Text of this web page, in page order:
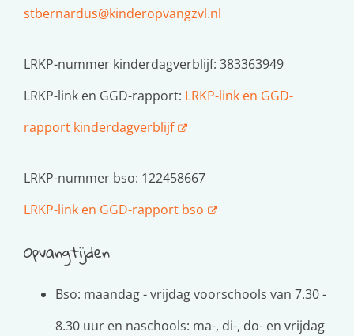
stbernardus@kinderopvangzvl.nl
LRKP-nummer kinderdagverblijf: 383363949
LRKP-link en GGD-rapport: LRKP-link en GGD-
rapport kinderdagverblijf
LRKP-nummer bso: 122458667
LRKP-link en GGD-rapport bso
Opvangtijden
Bso: maandag - vrijdag voorschools van 7.30 -
8.30 uur en naschools: ma-, di-, do- en vrijdag